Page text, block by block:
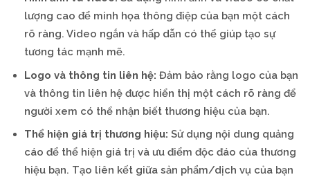
lượng cao để minh họa thông điệp của bạn một cách
rõ ràng. Video ngắn và hấp dẫn có thể giúp tạo sự
tương tác mạnh mẽ.
Logo và thông tin liên hệ: Đảm bảo rằng logo của bạn
và thông tin liên hệ được hiển thị một cách rõ ràng để
người xem có thể nhận biết thương hiệu của bạn.
Thể hiện giá trị thương hiệu: Sử dụng nội dung quảng
cáo để thể hiện giá trị và ưu điểm độc đáo của thương
hiệu bạn. Tạo liên kết giữa sản phẩm/dịch vụ của bạn